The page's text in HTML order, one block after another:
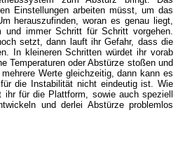
Einstellungen arbeiten müsst, um das
herauszufinden, woran es genau liegt,
immer Schritt für Schritt vorgehen.
setzt, dann lauft ihr Gefahr, dass die
In kleineren Schritten würdet ihr vorab
Temperaturen oder Abstürze stoßen und
Werte gleichzeitig, dann kann es
die Instabilität nicht eindeutig ist. Wie
ihr für die Plattform, sowie auch speziell
und derlei Abstürze problemlos